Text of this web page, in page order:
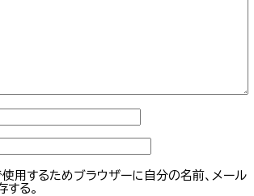
使用するためブラウザーに自分の名前、メール
する。